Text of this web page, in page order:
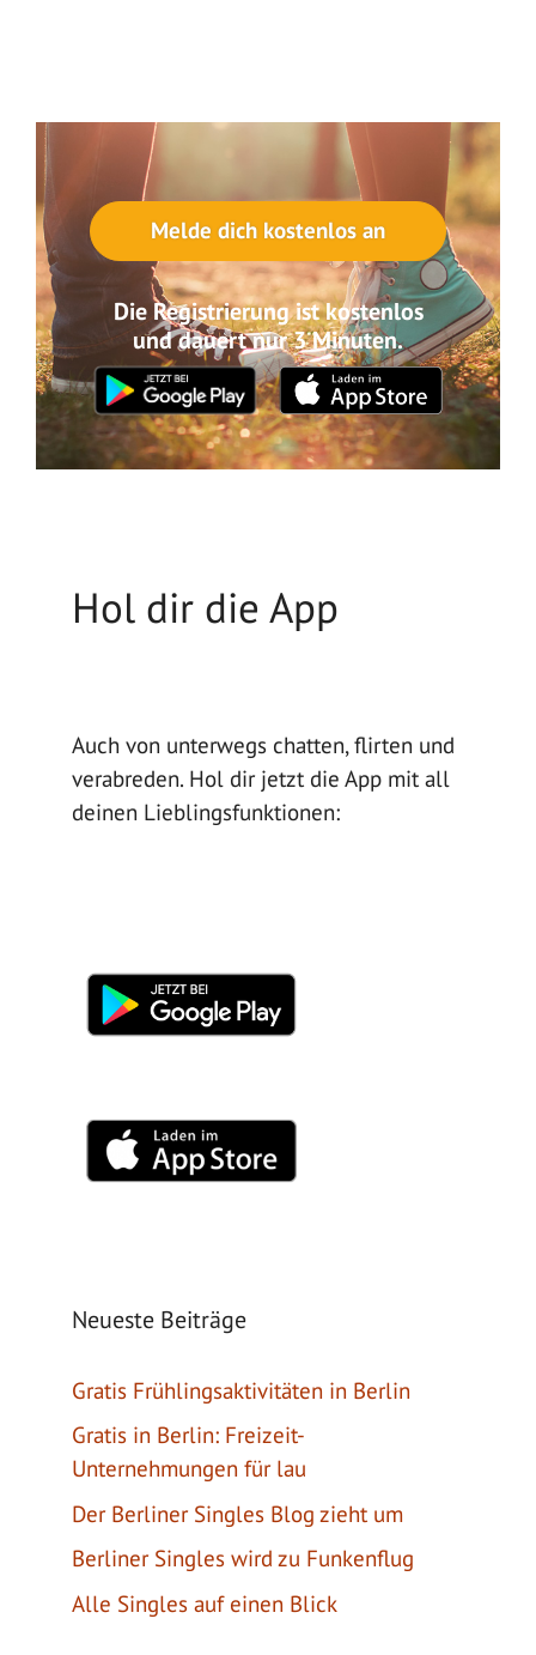
Melde dich kostenlos an
Die Registrierung ist kostenlos
und dauert nur 3 Minuten.
Hol dir die App
Auch von unterwegs chatten, flirten und
verabreden. Hol dir jetzt die App mit all
deinen Lieblingsfunktionen:
Neueste Beiträge
Gratis Frühlingsaktivitäten in Berlin
Gratis in Berlin: Freizeit-
Unternehmungen für lau
Der Berliner Singles Blog zieht um
Berliner Singles wird zu Funkenflug
Alle Singles auf einen Blick